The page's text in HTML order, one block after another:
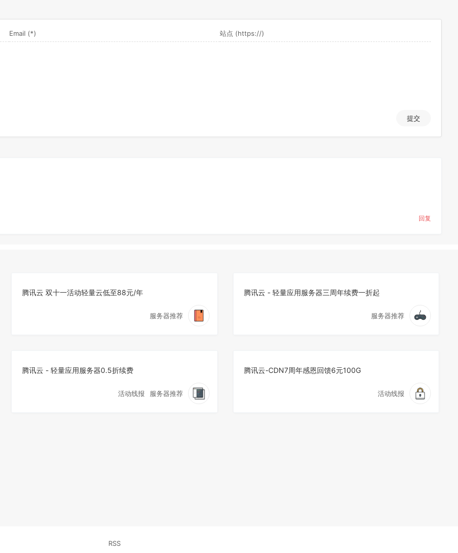
提交
回复
腾讯云 双十一活动轻量云低至88元/年
服务器推荐
腾讯云 - 轻量应用服务器三周年续费一折起
服务器推荐
腾讯云 - 轻量应用服务器0.5折续费
服务器推荐
活动线报
腾讯云-CDN7周年感恩回馈6元100G
活动线报
RSS